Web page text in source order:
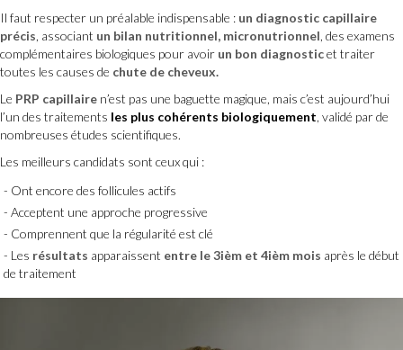
Il faut respecter un préalable indispensable : un diagnostic capillaire
précis, associant un bilan nutritionnel, micronutrionnel, des examens
complémentaires biologiques pour avoir un bon diagnosticet traiter
toutes les causes de chute de cheveux.
Le PRP capillaire n’est pas une baguette magique, mais c’est aujourd’hui
l’un des traitements les plus cohérents biologiquement, validé par de
nombreuses études scientifiques.
Les meilleurs candidats sont ceux qui :
Ont encore des follicules actifs
Acceptent une approche progressive
Comprennent que la régularité est clé
Les résultats apparaissent entre le 3ièm et 4ièm mois après le début
de traitement